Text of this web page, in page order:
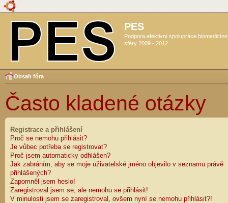
PES
Podpora efektivní spolupráce
sféry 2009 - 2012
Obsah fóra
Často kladené otázky
Registrace a přihlášení
Proč se nemohu přihlásit?
Je vůbec potřeba se registrovat?
Proč jsem automaticky odhlášen?
Jak zabráním, aby se moje uživatelské jméno objevilo v seznamu právě
přihlášených?
Zapomněl jsem heslo!
Zaregistroval jsem se, ale nemohu se přihlásit!
V minulosti jsem se zaregistroval, ovšem nyní se nemohu přihlásit?!